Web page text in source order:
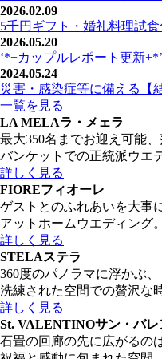
2026.02.09
5千円ギフト・婚礼料理試
2026.05.20
‘*+カップルレポート更新
2024.05.24
災害・感染症等に備える【
一覧を見る
LA MELAラ・メェラ
最大350名までお迎え可能
バンケットでの正統派ウエ
詳しく見る
FIOREフィオーレ
ゲストとのふれあいを大事
アットホームウエディング。
詳しく見る
STELAステラ
360度のパノラマに浮かぶ、
洗練された空間での贅沢な
詳しく見る
St. VALENTINOサン・バレ
石畳の回廊の先に広がるの